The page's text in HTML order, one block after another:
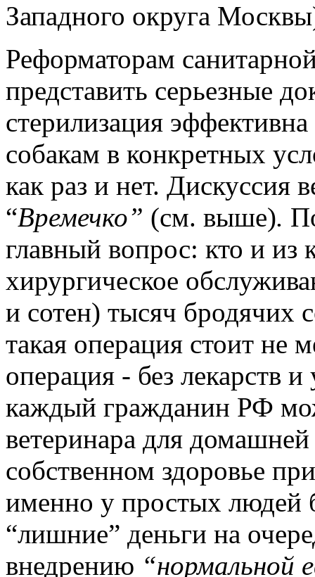
Западного округа
Реформаторам
представить серьезные
стерилизация
собакам в конкретных
как раз и нет. Дискуссия
“Времечко” (см. выше).
главный вопрос: кто и из
хирургическое
и сотен) тысяч бродячих
такая операция стоит не
операция - без лекарств
каждый гражданин РФ
ветеринара для
собственном здоровье
именно у простых людей
“лишние” деньги на
внедрению “нормальной